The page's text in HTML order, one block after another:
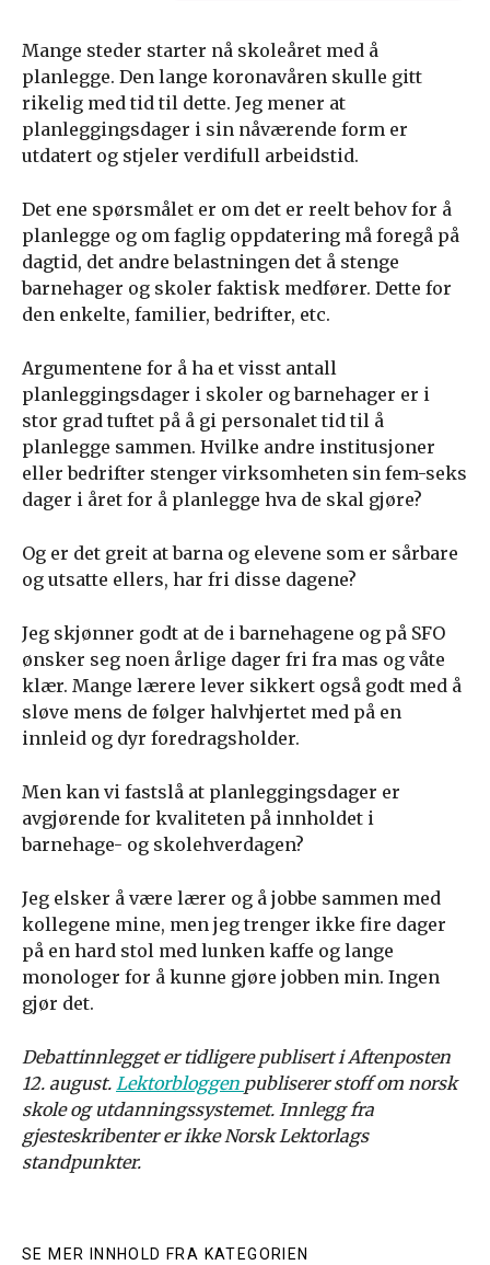
Mange steder starter nå skoleåret med å
planlegge. Den lange koronavåren skulle gitt
rikelig med tid til dette. Jeg mener at
planleggingsdager i sin nåværende form er
utdatert og stjeler verdifull arbeidstid.
Det ene spørsmålet er om det er reelt behov for å
planlegge og om faglig oppdatering må foregå på
dagtid, det andre belastningen det å stenge
barnehager og skoler faktisk medfører. Dette for
den enkelte, familier, bedrifter, etc.
Argumentene for å ha et visst antall
planleggingsdager i skoler og barnehager er i
stor grad tuftet på å gi personalet tid til å
planlegge sammen. Hvilke andre institusjoner
eller bedrifter stenger virksomheten sin fem-seks
dager i året for å planlegge hva de skal gjøre?
Og er det greit at barna og elevene som er sårbare
og utsatte ellers, har fri disse dagene?
Jeg skjønner godt at de i barnehagene og på SFO
ønsker seg noen årlige dager fri fra mas og våte
klær. Mange lærere lever sikkert også godt med å
sløve mens de følger halvhjertet med på en
innleid og dyr foredragsholder.
Men kan vi fastslå at planleggingsdager er
avgjørende for kvaliteten på innholdet i
barnehage- og skolehverdagen?
Jeg elsker å være lærer og å jobbe sammen med
kollegene mine, men jeg trenger ikke fire dager
på en hard stol med lunken kaffe og lange
monologer for å kunne gjøre jobben min. Ingen
gjør det.
Debattinnlegget er tidligere publisert i Aftenposten
12. august. Lektorbloggen publiserer stoff om norsk
skole og utdanningssystemet. Innlegg fra
gjesteskribenter er ikke Norsk Lektorlags
standpunkter.
SE MER INNHOLD FRA KATEGORIEN